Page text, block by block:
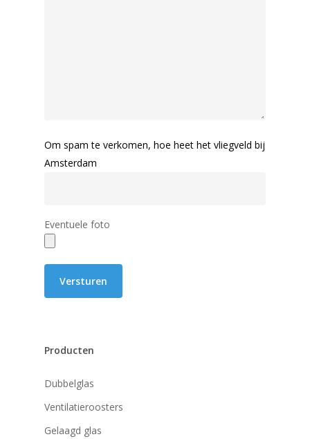
Om spam te verkomen, hoe heet het vliegveld bij
Amsterdam
Eventuele foto
Producten
Dubbelglas
Ventilatieroosters
Gelaagd glas